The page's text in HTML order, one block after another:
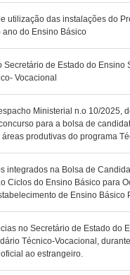
utilização das instalações do
ano do Ensino Básico
Secretário de Estado do Ensino
Vocacional
Ministerial n.o 10/2025,
para a bolsa de
produtivas do programa
integrados na Bolsa de
Ciclos do Ensino Básico para
de Ensino Básico
no Secretário de Estado do
Técnico-Vocacional,
ao estrangeiro.